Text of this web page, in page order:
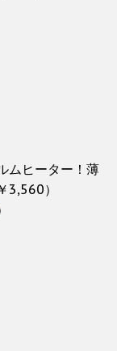
ムヒーター！薄
3,560）